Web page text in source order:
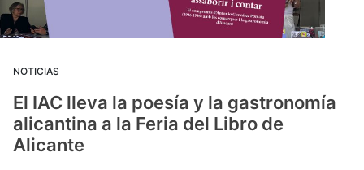
NOTICIAS
El IAC lleva la poesía y la gastronomía
alicantina a la Feria del Libro de
Alicante